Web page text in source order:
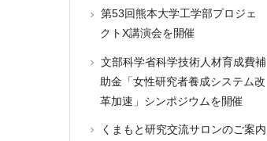
第53回熊本大学工学部プロジェ
クトX講演会を開催
文部科学省科学技術人材育成費補
助金「女性研究者養成システム改
革加速」シンポジウムを開催
くまもと研究交流サロンのご案内